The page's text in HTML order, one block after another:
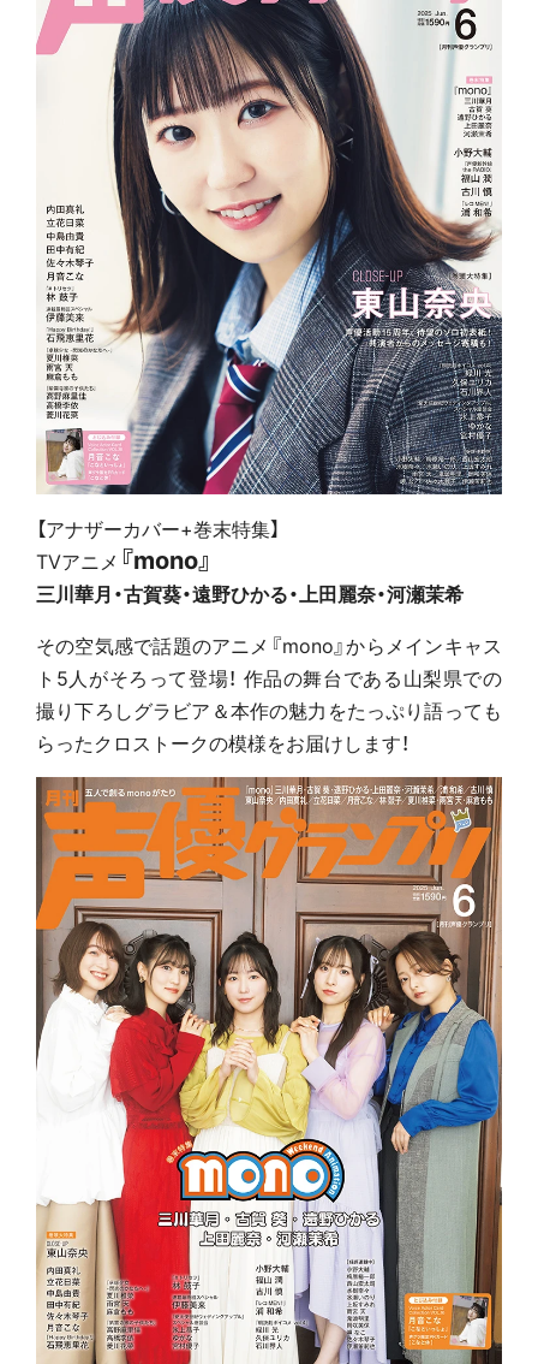
【アナザーカバー+巻末特集】
TVアニメ 『mono』
三川華月・古賀葵・遠野ひかる・ 上田麗奈・河瀬茉希
その空気感で話題のアニメ『mono』からメインキャス
ト5人がそろって登場！ 作品の舞台である山梨県での
撮り下ろしグラビア＆本作の魅力をたっぷり語っても
らったクロストークの模様をお届けします！